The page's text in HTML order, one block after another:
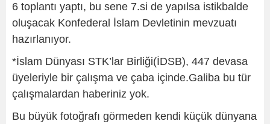
6 toplantı yaptı, bu sene 7.si de yapılsa istikbalde
oluşacak Konfederal İslam Devletinin mevzuatı
hazırlanıyor.
*İslam Dünyası STK’lar Birliği(İDSB), 447 devasa
üyeleriyle bir çalışma ve çaba içinde.Galiba bu tür
çalışmalardan haberiniz yok.
Bu büyük fotoğrafı görmeden kendi küçük dünyana